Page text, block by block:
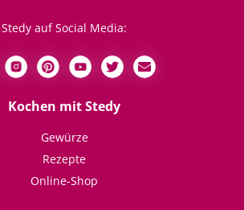
Stedy auf Social Media:
Kochen mit Stedy
Gewürze
Rezepte
Online-Shop